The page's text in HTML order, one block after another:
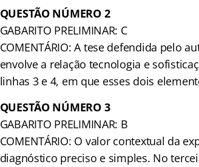
QUESTÃO NÚMERO 2
GABARITO PRELIMINAR: C
COMENTÁRIO: A tese defendida pelo
envolve a relação tecnologia e
linhas 3 e 4, em que esses dois
QUESTÃO NÚMERO 3
GABARITO PRELIMINAR: B
COMENTÁRIO: O valor contextual da
diagnóstico preciso e simples. No